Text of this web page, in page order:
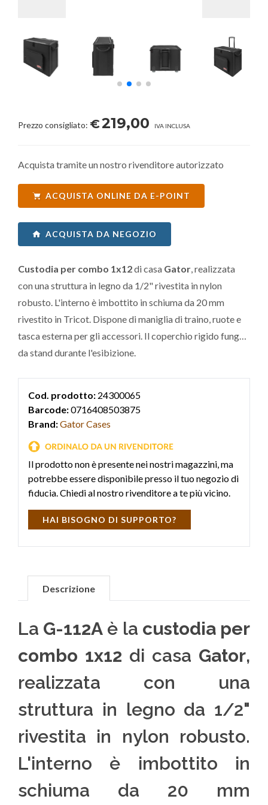
Prezzo consigliato: €219,00 IVA INCLUSA
Acquista tramite un nostro rivenditore autorizzato
ACQUISTA ONLINE DA E-POINT
ACQUISTA DA NEGOZIO
Custodia per combo 1x12di casa Gator, realizzata
con una struttura in legno da 1/2" rivestita in nylon
robusto. L'interno è imbottito in schiuma da 20 mm
rivestito in Tricot. Dispone di maniglia di traino, ruote e
tasca esterna per gli accessori. Il coperchio rigido funge
da stand durante l'esibizione.
Cod. prodotto: 24300065
Barcode:0716408503875
Brand:Gator Cases
Il prodotto non è presente nei nostri magazzini, ma
potrebbe essere disponibile presso il tuo negozio di
fiducia. Chiedi al nostro rivenditore a te più vicino.
HAI BISOGNO DI SUPPORTO?
Descrizione
La G-112A è la custodia per
combo 1x12 di casa Gator,
realizzata con una
struttura in legno da 1/2"
rivestita in nylon robusto.
L'interno è imbottito in
schiuma da 20 mm